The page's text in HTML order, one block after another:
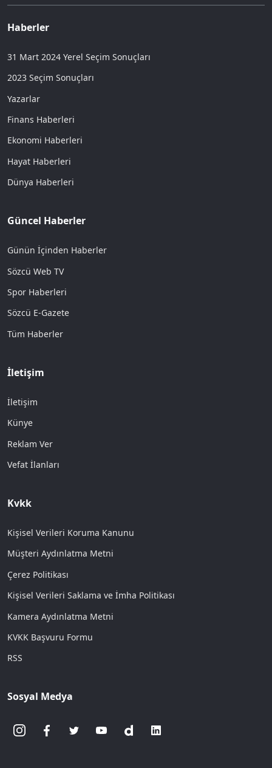
Haberler
31 Mart 2024 Yerel Seçim Sonuçları
2023 Seçim Sonuçları
Yazarlar
Finans Haberleri
Ekonomi Haberleri
Hayat Haberleri
Dünya Haberleri
Güncel Haberler
Günün İçinden Haberler
Sözcü Web TV
Spor Haberleri
Sözcü E-Gazete
Tüm Haberler
İletişim
İletişim
Künye
Reklam Ver
Vefat İlanları
Kvkk
Kişisel Verileri Koruma Kanunu
Müşteri Aydınlatma Metni
Çerez Politikası
Kişisel Verileri Saklama ve İmha Politikası
Kamera Aydınlatma Metni
KVKK Başvuru Formu
RSS
Sosyal Medya